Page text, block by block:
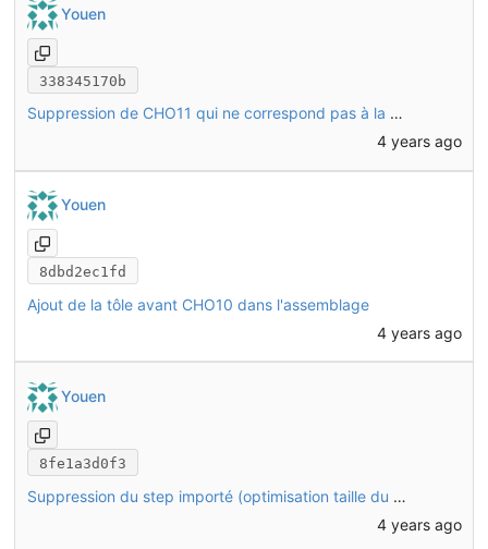
Youen
338345170b
Suppression de CHO11 qui ne correspond pas à la tole arrière
4 years ago
Youen
8dbd2ec1fd
Ajout de la tôle avant CHO10 dans l'assemblage
4 years ago
Youen
8fe1a3d0f3
Suppression du step importé (optimisation taille du fichier), placement de LCS
4 years ago